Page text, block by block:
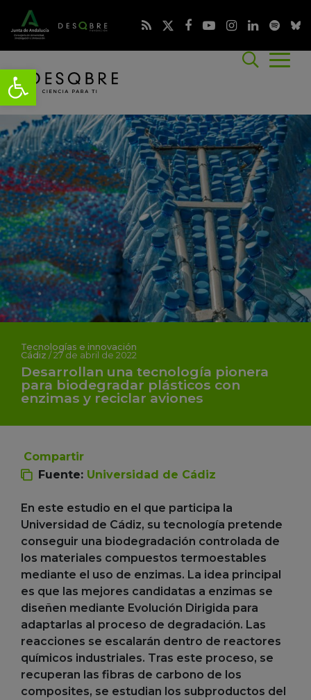
Tecnologías e innovación
Cádiz / 27 de abril de 2022
Desarrollan una tecnología pionera
para biodegradar plásticos con
enzimas y reciclar aviones
Compartir
Fuente: Universidad de Cádiz
En este estudio en el que participa la
Universidad de Cádiz, su tecnología pretende
conseguir una biodegradación controlada de
los materiales compuestos termoestables
mediante el uso de enzimas. La idea principal
es que las mejores candidatas a enzimas se
diseñen mediante Evolución Dirigida para
adaptarlas al proceso de degradación. Las
reacciones se escalarán dentro de reactores
químicos industriales. Tras este proceso, se
recuperan las fibras de carbono de los
composites, se estudian los subproductos del